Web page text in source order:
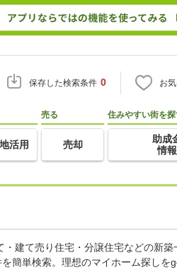
保存した検索条件 0 お
活用
売る
売却
住みやすい街を
助成
情報
建て売り住宅・分譲住宅などの新築
簡単検索。理想のマイホーム探しを